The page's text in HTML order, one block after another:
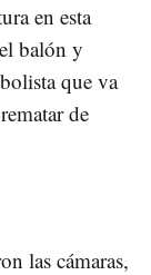
en esta
balón y
que va
de
las cámaras,